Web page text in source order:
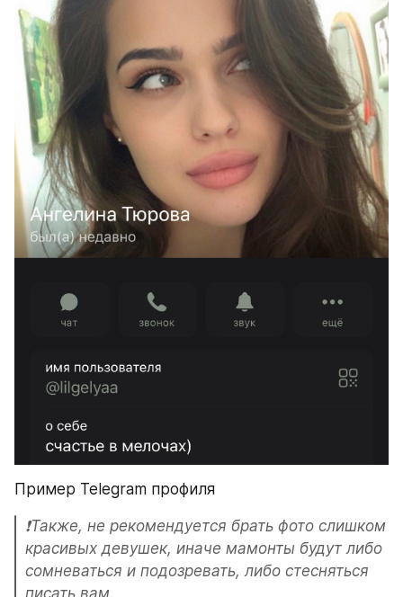
Пример Telegram профиля
❗️Также, не рекомендуется брать фото слишком
красивых девушек, иначе мамонты будут либо
сомневаться и подозревать, либо стесняться
писать вам.